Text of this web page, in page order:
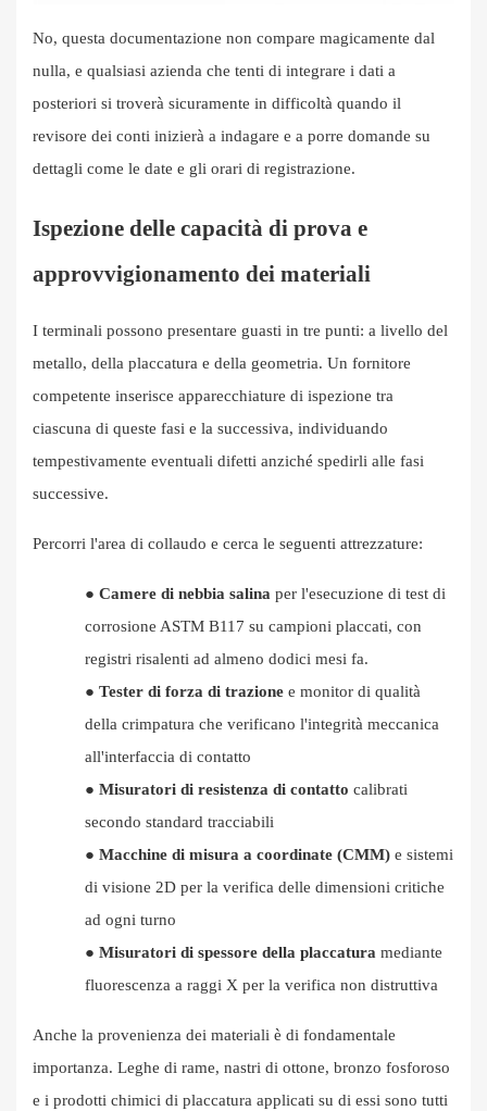
No, questa documentazione non compare magicamente dal
nulla, e qualsiasi azienda che tenti di integrare i dati a
posteriori si troverà sicuramente in difficoltà quando il
revisore dei conti inizierà a indagare e a porre domande su
dettagli come le date e gli orari di registrazione.
Ispezione delle capacità di prova e
approvvigionamento dei materiali
I terminali possono presentare guasti in tre punti: a livello del
metallo, della placcatura e della geometria. Un fornitore
competente inserisce apparecchiature di ispezione tra
ciascuna di queste fasi e la successiva, individuando
tempestivamente eventuali difetti anziché spedirli alle fasi
successive.
Percorri l'area di collaudo e cerca le seguenti attrezzature:
● Camere di nebbia salina per l'esecuzione di test di
corrosione ASTM B117 su campioni placcati, con
registri risalenti ad almeno dodici mesi fa.
● Tester di forza di trazione e monitor di qualità
della crimpatura che verificano l'integrità meccanica
all'interfaccia di contatto
● Misuratori di resistenza di contatto calibrati
secondo standard tracciabili
● Macchine di misura a coordinate (CMM) e sistemi
di visione 2D per la verifica delle dimensioni critiche
ad ogni turno
● Misuratori di spessore della placcatura mediante
fluorescenza a raggi X per la verifica non distruttiva
Anche la provenienza dei materiali è di fondamentale
importanza. Leghe di rame, nastri di ottone, bronzo fosforoso
e i prodotti chimici di placcatura applicati su di essi sono tutti